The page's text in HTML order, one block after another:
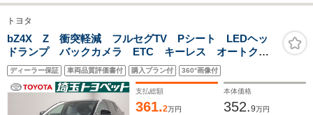
トヨタ
bZ4X Z 衝突軽減 フルセグTV Pシート LEDヘッ
ドランプ バックカメラ ETC キーレス オートクル
ーズコントロール スマートキー ナビ&TV 試乗車
メモリーナビ 記録簿 ミュージックプレイヤー接続
ディーラー保証 車両品質評価書付 購入プラン付 360°画像付
支払総額
361.2万円
本体価格
352.9万円